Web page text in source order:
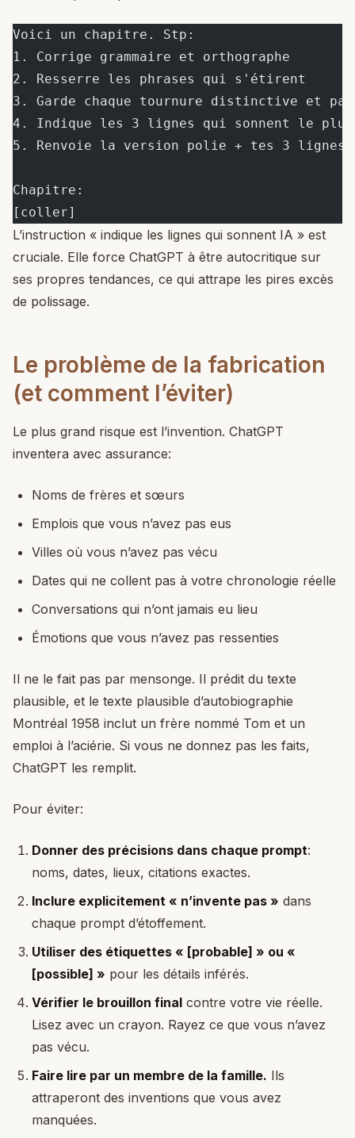
Voici un chapitre. Stp:
1. Corrige grammaire et orthographe
2. Resserre les phrases qui s'étirent
3. Garde chaque tournure distinctive et
4. Indique les 3 lignes qui sonnent le plus
5. Renvoie la version polie + tes 3 lignes
Chapitre:
[coller]
L’instruction « indique les lignes qui sonnent IA » est
cruciale. Elle force ChatGPT à être autocritique sur
ses propres tendances, ce qui attrape les pires excès
de polissage.
Le problème de la fabrication
(et comment l’éviter)
Le plus grand risque est l’invention. ChatGPT
inventera avec assurance:
Noms de frères et sœurs
Emplois que vous n’avez pas eus
Villes où vous n’avez pas vécu
Dates qui ne collent pas à votre chronologie réelle
Conversations qui n’ont jamais eu lieu
Émotions que vous n’avez pas ressenties
Il ne le fait pas par mensonge. Il prédit du texte
plausible, et le texte plausible d’autobiographie
Montréal 1958 inclut un frère nommé Tom et un
emploi à l’aciérie. Si vous ne donnez pas les faits,
ChatGPT les remplit.
Pour éviter:
Donner des précisions dans chaque prompt:
noms, dates, lieux, citations exactes.
Inclure explicitement « n’invente pas » dans
chaque prompt d’étoffement.
Utiliser des étiquettes « [probable] » ou «
[possible] » pour les détails inférés.
Vérifier le brouillon final contre votre vie réelle.
Lisez avec un crayon. Rayez ce que vous n’avez
pas vécu.
Faire lire par un membre de la famille. Ils
attraperont des inventions que vous avez
manquées.